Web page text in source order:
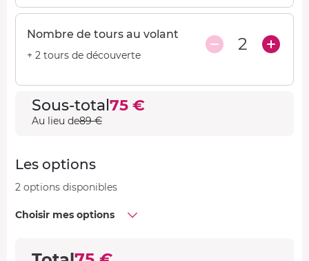
Nombre de tours au volant
+ 2 tours de découverte
2
Sous-total75 €
Au lieu de89 €
Les options
2 options disponibles
Choisir mes options